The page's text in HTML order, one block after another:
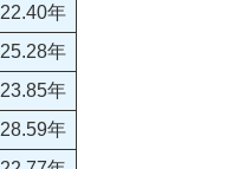
22.40年
25.28年
23.85年
28.59年